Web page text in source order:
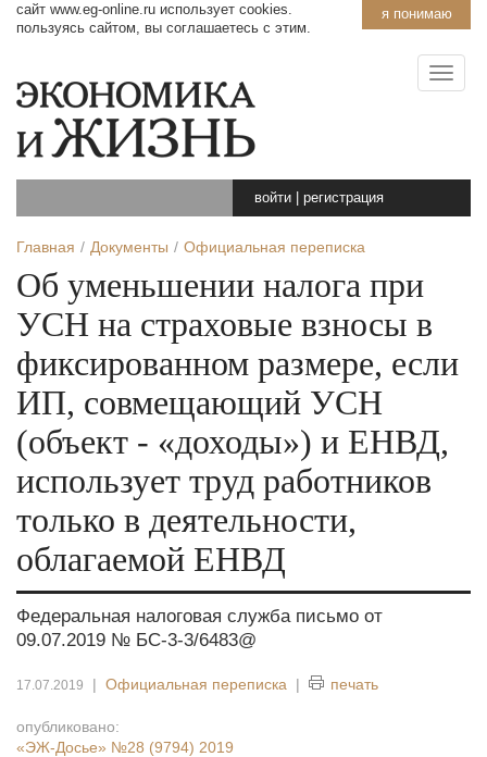
я понимаю
сайт www.eg-online.ru использует cookies.
пользуясь сайтом, вы соглашаетесь с этим.
войти регистрация
Главная Документы Официальная переписка
Об уменьшении налога при
УСН на страховые взносы в
фиксированном размере, если
ИП, совмещающий УСН
(объект - «доходы») и ЕНВД,
использует труд работников
только в деятельности,
облагаемой ЕНВД
Федеральная налоговая служба письмо от
09.07.2019 № БС-3-3/6483@
17.07.2019 | Официальная переписка | печать
опубликовано:
«ЭЖ-Досье» №28 (9794) 2019